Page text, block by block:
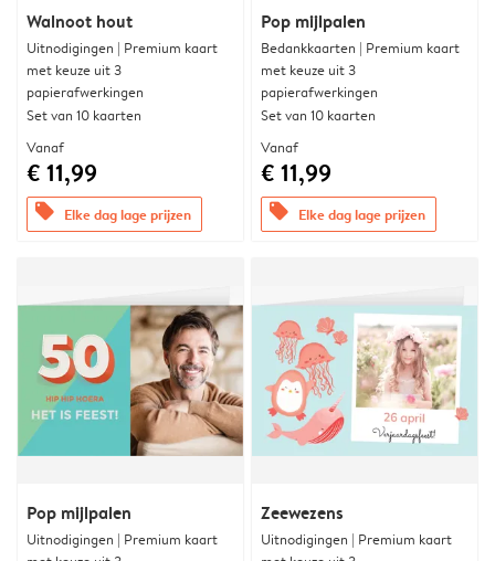
Walnoot hout
Uitnodigingen | Premium kaart
met keuze uit 3
papierafwerkingen
Set van 10 kaarten
Vanaf
€ 11,99
offers Elke dag lage prijzen
Pop mijlpalen
Bedankkaarten | Premium kaart
met keuze uit 3
papierafwerkingen
Set van 10 kaarten
Vanaf
€ 11,99
offers Elke dag lage prijzen
Pop mijlpalen
Uitnodigingen | Premium kaart
Zeewezens
Uitnodigingen | Premium kaart